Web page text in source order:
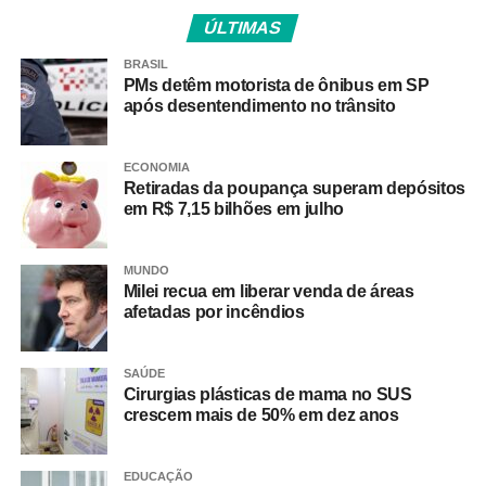
internacional do Canadá, Maninder Sidhu, recebeu os
negociadores-chefes do Mercosul.
avançaram para a etapa de encerramento de
negociações.A previsão das partes é de concluir o
acordo em novos encontros, ainda no primeiro
final de abril, as discussões se desenvolveram em torno
das regras de origem, propriedade intelectual, barreiras
sanitárias e fitossanitárias e comércio e desenvolvimento
A retomada das negociações em bloco tem sido uma
prioridade da gestão atual do Mercosul, presidida
ÚLTIMAS
BRASIL
PMs detêm motorista de ônibus em SP
após desentendimento no trânsito
ECONOMIA
Retiradas da poupança superam depósitos
em R$ 7,15 bilhões em julho
MUNDO
Milei recua em liberar venda de áreas
afetadas por incêndios
SAÚDE
Cirurgias plásticas de mama no SUS
crescem mais de 50% em dez anos
EDUCAÇÃO